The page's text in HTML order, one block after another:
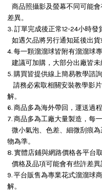
商品照攝影及螢幕不同可能
差異。
3. 訂單完成後正常12-24小時發
如遇欠品將另行通知延後出貨
4. 每一顆溜溜球皆附有溜溜球
建議可加購，大部分出廠皆未
5. 購買皆提供線上簡易教學諮
請務必索取相關安裝教學影
解。
6. 商品多為海外帶回，運送過
7. 商品多為工廠大量製造，每
微小氣泡、色差、細微刮痕
物為準。
8. 實體店鋪與網路價格各平台
價格及品項可能會有些許差異
9. 平台販售為專業花式溜溜球
解。